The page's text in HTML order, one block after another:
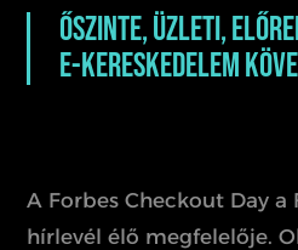
Őszinte,üzleti,
e-kereskedelem
A Forbes Checkout Day a
hírlevél élő megfelelője.